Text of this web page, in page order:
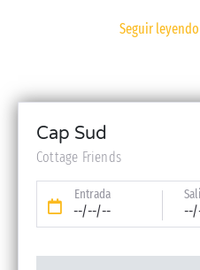
Kit bebé (cuna plegable, trona,
reserva)
Seguir leyendo
Cap Sud
Cottage Friends
Entrada
--/--/--